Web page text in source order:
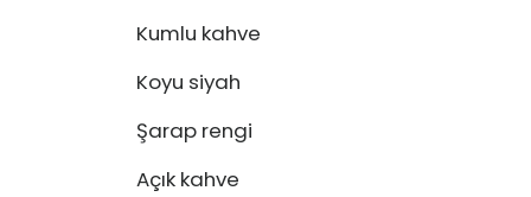
Kumlu kahve
Koyu siyah
Şarap rengi
Açık kahve